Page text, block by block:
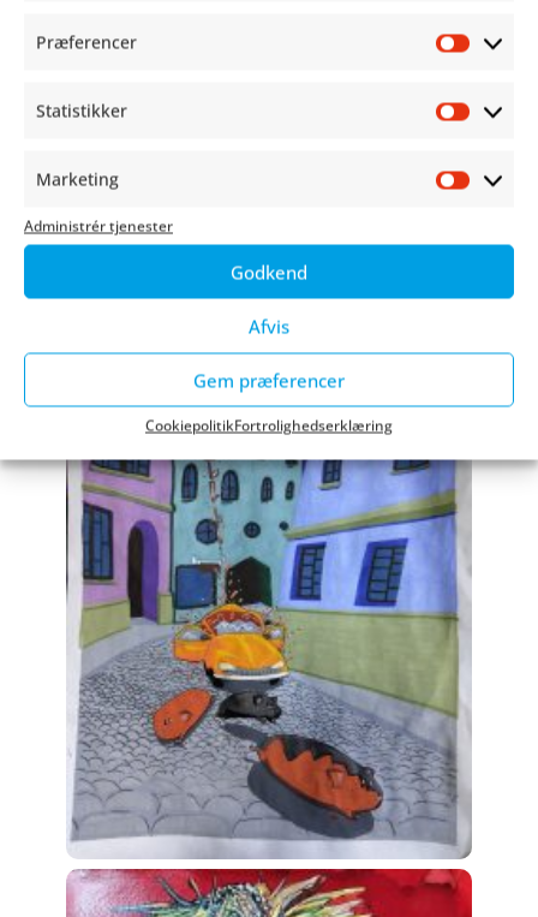
Præferencer
Statistikker
Marketing
Administrér tjenester
Godkend
Afvis
Gem præferencer
CookiepolitikFortrolighedserklæring